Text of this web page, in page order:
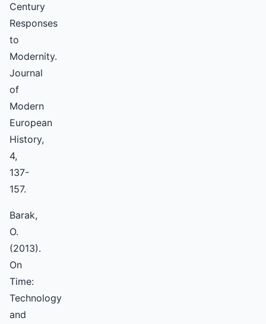
Century
Responses
to
Modernity.
Journal
of
Modern
European
History,
4,
137-
157.
Barak,
O.
(2013).
On
Time:
Technology
and